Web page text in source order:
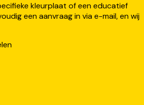
kleurplaat of een educatief
een aanvraag in via e-mail, en wij